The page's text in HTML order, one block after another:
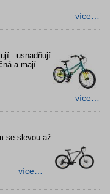
více…
- usnadňují
a mají
více…
se slevou až
více…